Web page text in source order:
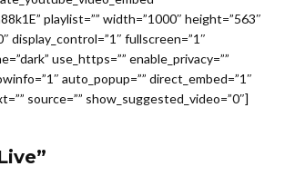
playlist=”” width=”1000″ height=”563″
display_control=”1″ fullscreen=”1″
use_https=”” enable_privacy=””
auto_popup=”” direct_embed=”1″
source=”” show_suggested_video=”0″]